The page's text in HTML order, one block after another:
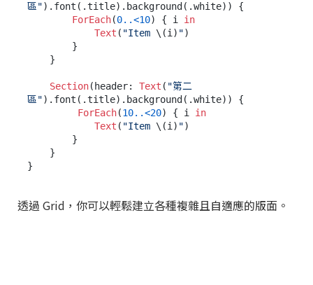
區").font(.title).background(.white)) {
ForEach(0..<10) { i in
Text ( "Item \(i) ")
Section(header: Text ( "第二
區").font(.title).background(.white)) {
ForEach(10..<20) { i in
Text ( "Item \(i) ")
透過 Grid，你可以輕鬆建立各種複雜且自適應的版面。